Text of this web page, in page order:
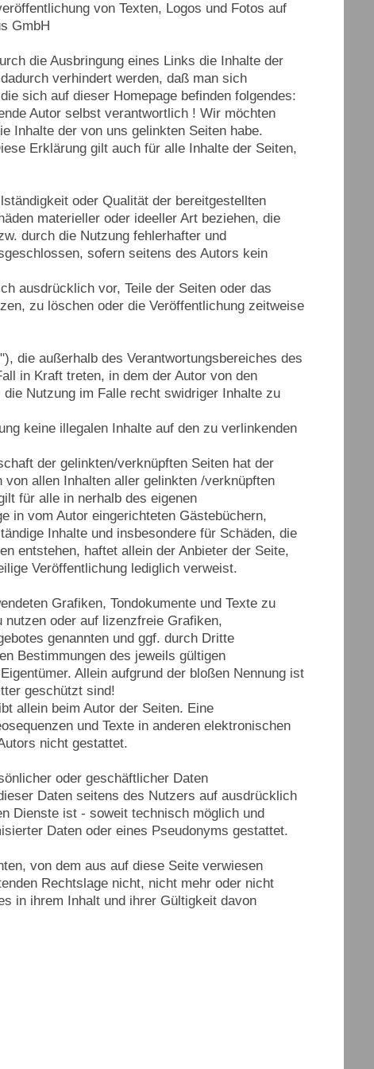
von Texten, Logos und Fotos auf
GmbH
die Ausbringung eines Links die Inhalte der
verhindert werden, daß man sich
sich auf dieser Homepage befinden folgendes:
Autor selbst verantwortlich ! Wir möchten
Inhalte der von uns gelinkten Seiten habe.
Erklärung gilt auch für alle Inhalte der Seiten,
oder Qualität der bereitgestellten
materieller oder ideeller Art beziehen, die
durch die Nutzung fehlerhafter und
sofern seitens des Autors kein
ausdrücklich vor, Teile der Seiten oder das
zu löschen oder die Veröffentlichung zeitweise
die außerhalb des Verantwortungsbereiches des
in Kraft treten, in dem der Autor von den
Nutzung im Falle recht swidriger Inhalte zu
keine illegalen Inhalte auf den zu verlinkenden
der gelinkten/verknüpften Seiten hat der
allen Inhalten aller gelinkten /verknüpften
für alle in nerhalb des eigenen
in vom Autor eingerichteten Gästebüchern,
Inhalte und insbesondere für Schäden, die
entstehen, haftet allein der Anbieter der Seite,
Veröffentlichung lediglich verweist.
Grafiken, Tondokumente und Texte zu
oder auf lizenzfreie Grafiken,
genannten und ggf. durch Dritte
Bestimmungen des jeweils gültigen
Allein aufgrund der bloßen Nennung ist
geschützt sind!
allein beim Autor der Seiten. Eine
und Texte in anderen elektronischen
nicht gestattet.
oder geschäftlicher Daten
Daten seitens des Nutzers auf ausdrücklich
Dienste ist - soweit technisch möglich und
Daten oder eines Pseudonyms gestattet.
von dem aus auf diese Seite verwiesen
Rechtslage nicht, nicht mehr oder nicht
in ihrem Inhalt und ihrer Gültigkeit davon